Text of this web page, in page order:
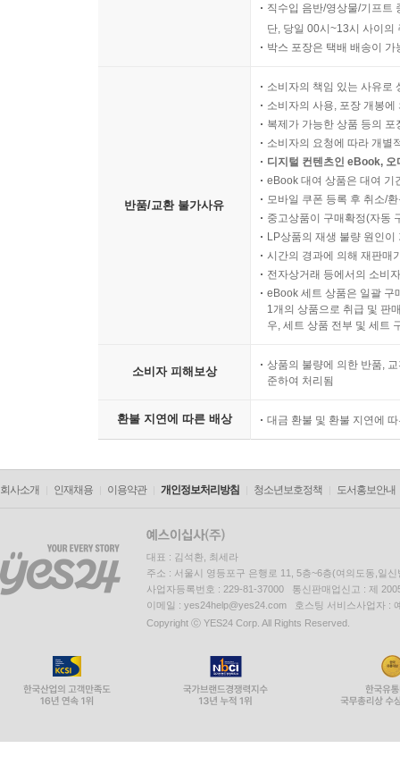
직수입 음반/영상물/기프트
단, 당일 00시~13시 사이의
박스 포장은 택배 배송이
반품/교환 불가사유
소비자의 책임 있는 사유로
소비자의 사용, 포장 개봉
복제가 가능한 상품 등의
소비자의 요청에 따라 개별
디지털 컨텐츠인 eBook,
eBook 대여 상품은 대여 기
모바일 쿠폰 등록 후 취소/
중고상품이 구매확정(자동
LP상품의 재생 불량 원인
시간의 경과에 의해 재판매
전자상거래 등에서의 소비
eBook 세트 상품은 일괄 구
1개의 상품으로 취급 및 판
우, 세트 상품 전부 및 세트
소비자 피해보상
상품의 불량에 의한 반품,
준하여 처리됨
환불 지연에 따른 배상 대금 환불 및 환불 지연에
회사소개 인재채용 이용약관 개인정보처리방침 청소년보호정책 도서홍보안내
대표 : 김석환, 최세라
주소 : 서울시 영등포구 은행로 11, 5층~6층(여의도동,일신
사업자등록번호 : 229-81-37000 통신판매업신고 : 제
이메일 : yes24help@yes24.com 호스팅 서비스사업자 :
Copyright ⓒ YES24 Corp. All Rights Reserved.